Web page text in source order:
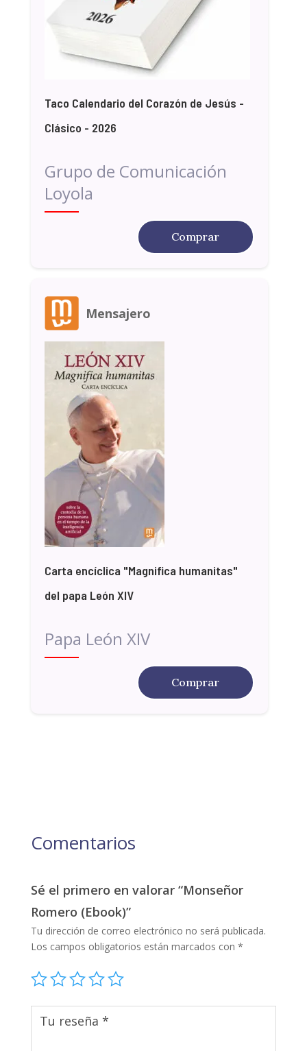
Taco Calendario del Corazón de Jesús -
Clásico - 2026
Grupo de Comunicación
Loyola
Comprar
Mensajero
Carta encíclica "Magnifica humanitas"
del papa León XIV
Papa León XIV
Comprar
Comentarios
Sé el primero en valorar “Monseñor
Romero (Ebook)”
Tu dirección de correo electrónico no será publicada.
Los campos obligatorios están marcados con *